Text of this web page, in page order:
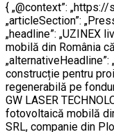
{ „@context”: „https://
„articleSection”:
„headline”: „UZINEX
mobilă din România
construcție pentru
regenerabilă pe
GW LASER
fotovoltaică mobilă
SRL, companie din